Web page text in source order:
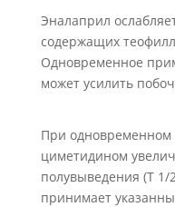
Эналаприл
содержащих
Одновременное
может усилить
При одновременном
циметидином
полувыведения (Т
принимает